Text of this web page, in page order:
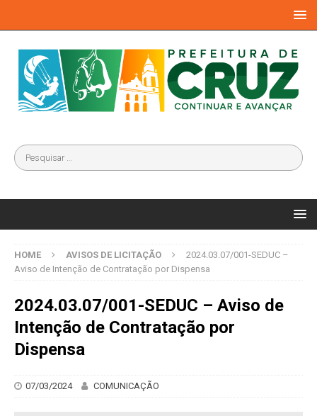
HOME AVISOS DE LICITAÇÃO
2024.03.07/001-SEDUC –
Aviso de Intenção de Contratação por Dispensa
2024.03.07/001-SEDUC – Aviso de
Intenção de Contratação por
Dispensa
07/03/2024 COMUNICAÇÃO